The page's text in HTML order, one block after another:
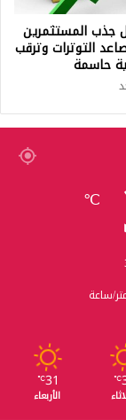
جذب المستثمرين
التوترات وترقب
حاسمة
℃
℃
31
℃
الأربعاء